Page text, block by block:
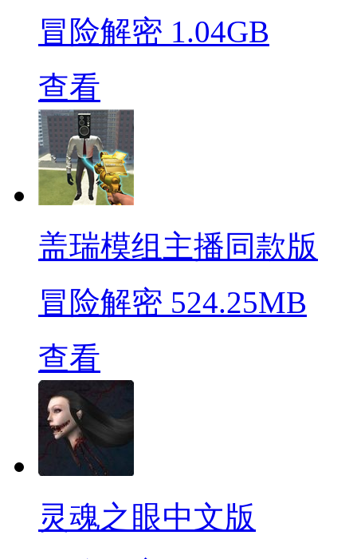
冒险解密 1.04GB
查看
盖瑞模组主播同款版
冒险解密 524.25MB
查看
灵魂之眼中文版